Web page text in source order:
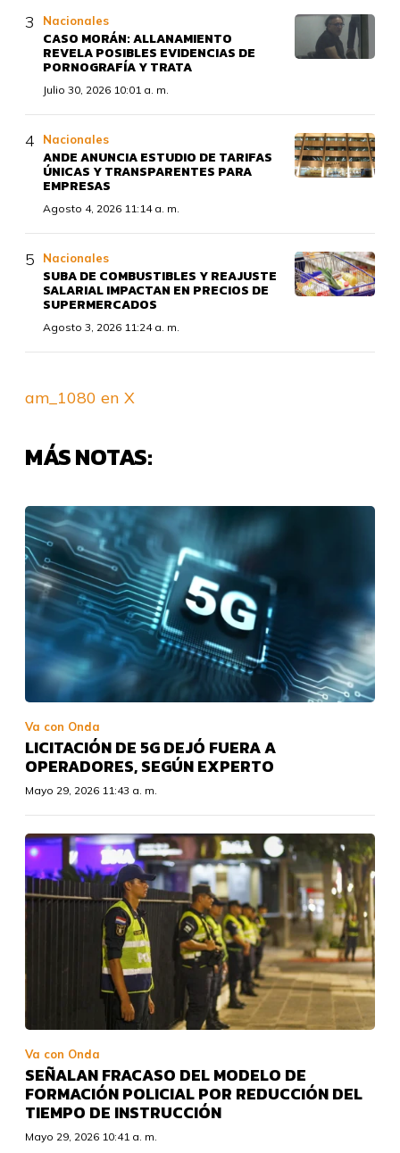
Nacionales
CASO MORÁN: ALLANAMIENTO
REVELA POSIBLES EVIDENCIAS DE
PORNOGRAFÍA Y TRATA
Julio 30, 2026 10:01 a. m.
Nacionales
ANDE ANUNCIA ESTUDIO DE TARIFAS
ÚNICAS Y TRANSPARENTES PARA
EMPRESAS
Agosto 4, 2026 11:14 a. m.
Nacionales
SUBA DE COMBUSTIBLES Y REAJUSTE
SALARIAL IMPACTAN EN PRECIOS DE
SUPERMERCADOS
Agosto 3, 2026 11:24 a. m.
am_1080 en X
MÁS NOTAS:
Va con Onda
LICITACIÓN DE 5G DEJÓ FUERA A
OPERADORES, SEGÚN EXPERTO
Mayo 29, 2026 11:43 a. m.
Va con Onda
SEÑALAN FRACASO DEL MODELO DE
FORMACIÓN POLICIAL POR REDUCCIÓN DEL
TIEMPO DE INSTRUCCIÓN
Mayo 29, 2026 10:41 a. m.